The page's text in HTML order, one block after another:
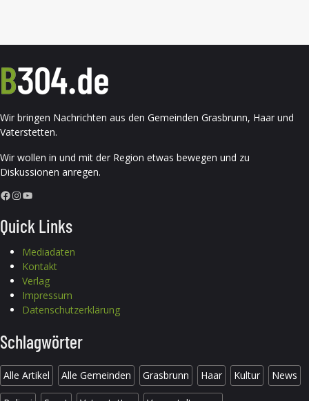
Wir bringen Nachrichten aus den Gemeinden Grasbrunn, Haar und
Vaterstetten.
Wir wollen in und mit der Region etwas bewegen und zu
Diskussionen anregen.
Facebook InstagramYouTube
Quick Links
Mediadaten
Kontakt
Verlag
Impressum
Datenschutzerklärung
Schlagwörter
Alle Artikel Alle Gemeinden Grasbrunn Haar Kultur News